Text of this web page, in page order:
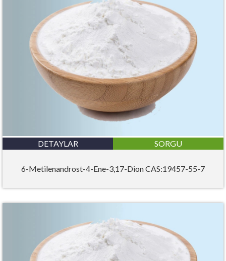
DETAYLAR SORGU
6-Metilenandrost-4-Ene-3,17-Dion CAS:19457-55-7